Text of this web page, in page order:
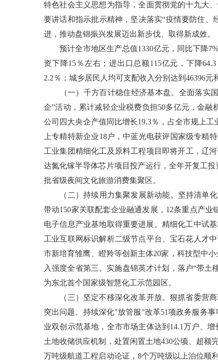
特色社会主义思想为指导，全面贯彻党的十九大
要讲话和指示批示精神，坚决落实“疫情要防住
进，推动盘锦振兴发展迈出新步伐、取得新成效。
预计全市地区生产总值1330亿元，同比下降7%
资下降15％左右；进出口总额115亿元，下降
2.2％；城乡居民人均可支配收入分别达到46396
（一）千方百计稳住经济基本盘。全面落实国
企”活动，累计减轻企业税费负担50多亿元，金
公司四大央企产值同比增长19.3％，占全市规上
上专精特新企业18户，中蓝光电获评国家级专精
工业集团精细化工及原料工程项目即将开工，辽
达氮化镓半导体芯片项目投产运行，全年开复工
批省级夜间文化旅游消费集聚区。
（二）持续用力集聚发展新动能。坚持清单化
带动150家关联配套企业融通发展，12条重点产
电子信息产业基地取得重要进展。精细化工中试
工业互联网标识解析二级节点平台、宝石花人才
市新培育雏鹰、瞪羚等创新主体20家，科技型中
入强度全省第三。实施盘锦英才计划，落户“带土
为东北首个国家级智慧化工示范园区。
（三）坚定不移深化改革开放。狠抓省委营商
突出问题。持续深化"放管服"改革51项政务服务
业双创示范基地，全市市场主体达到14.1万户、
土地收储供应机制，处置闲置土地430公顷、超额
万吨级航道工程启动论证，8个万吨级以上泊位顺